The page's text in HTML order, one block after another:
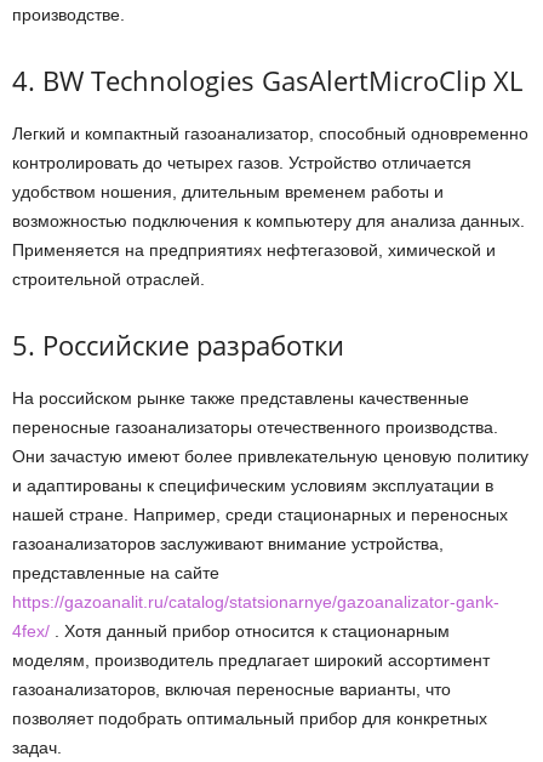
производстве.
4. BW Technologies GasAlertMicroClip XL
Легкий и компактный газоанализатор, способный одновременно
контролировать до четырех газов. Устройство отличается
удобством ношения, длительным временем работы и
возможностью подключения к компьютеру для анализа данных.
Применяется на предприятиях нефтегазовой, химической и
строительной отраслей.
5. Российские разработки
На российском рынке также представлены качественные
переносные газоанализаторы отечественного производства.
Они зачастую имеют более привлекательную ценовую политику
и адаптированы к специфическим условиям эксплуатации в
нашей стране. Например, среди стационарных и переносных
газоанализаторов заслуживают внимание устройства,
представленные на сайте
https://gazoanalit.ru/catalog/statsionarnye/gazoanalizator-gank-
4fex/ . Хотя данный прибор относится к стационарным
моделям, производитель предлагает широкий ассортимент
газоанализаторов, включая переносные варианты, что
позволяет подобрать оптимальный прибор для конкретных
задач.